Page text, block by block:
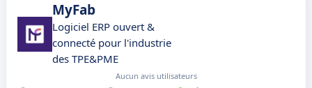
MyFab
Logiciel ERP ouvert &
connecté pour l'industrie
des TPE&PME
Aucun avis utilisateurs